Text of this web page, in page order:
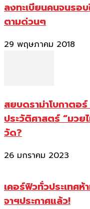
ลงทะเบียนคนจนรอ
ตามด่วนๆ
29 พฤษภาคม 2018
สยบดราม่าโบกาตอ
ประวัติศาสตร์ “มวย
วัด?
26 มกราคม 2023
เคอร์ฟิวทั่วประเทศ
จาฯประกาศแล้ว!